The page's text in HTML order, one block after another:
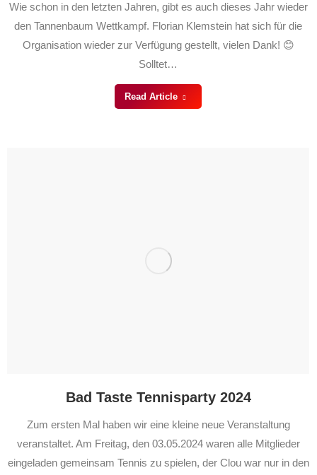
Wie schon in den letzten Jahren, gibt es auch dieses Jahr wieder
den Tannenbaum Wettkampf. Florian Klemstein hat sich für die
Organisation wieder zur Verfügung gestellt, vielen Dank! 😊
Solltet…
Read Article
Bad Taste Tennisparty 2024
Zum ersten Mal haben wir eine kleine neue Veranstaltung
veranstaltet. Am Freitag, den 03.05.2024 waren alle Mitglieder
eingeladen gemeinsam Tennis zu spielen, der Clou war nur in den